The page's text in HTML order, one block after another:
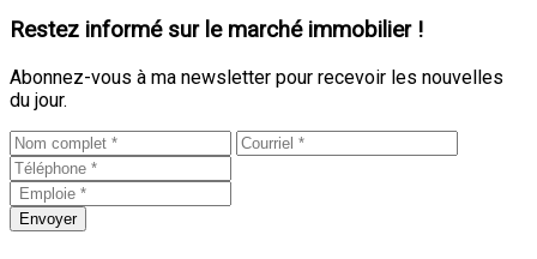
Restez informé sur le marché immobilier !
Abonnez-vous à ma newsletter pour recevoir les nouvelles
du jour.
Envoyer